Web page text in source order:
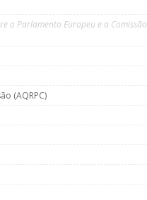
o Parlamento Europeu e a Comissão
(AQRPC)